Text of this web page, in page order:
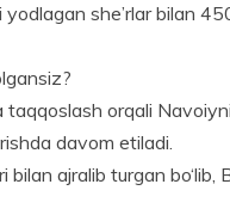
yodlagan she’rlar bilan
orqali
davom etiladi.
bilan ajralib turgan